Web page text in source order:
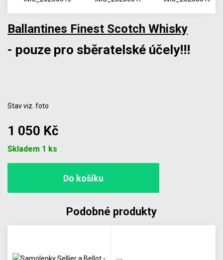
Ballantines Finest Scotch Whisky
- pouze pro sběratelské účely!!!
Stav viz. foto
1 050 Kč
Skladem 1 ks
Podobné produkty